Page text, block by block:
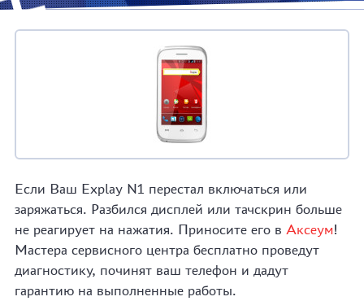
Если Ваш Explay N1 перестал включаться или
заряжаться. Разбился дисплей или тачскрин больше
не реагирует на нажатия. Приносите его в Аксеум!
Мастера сервисного центра бесплатно проведут
диагностику, починят ваш телефон и дадут
гарантию на выполненные работы.